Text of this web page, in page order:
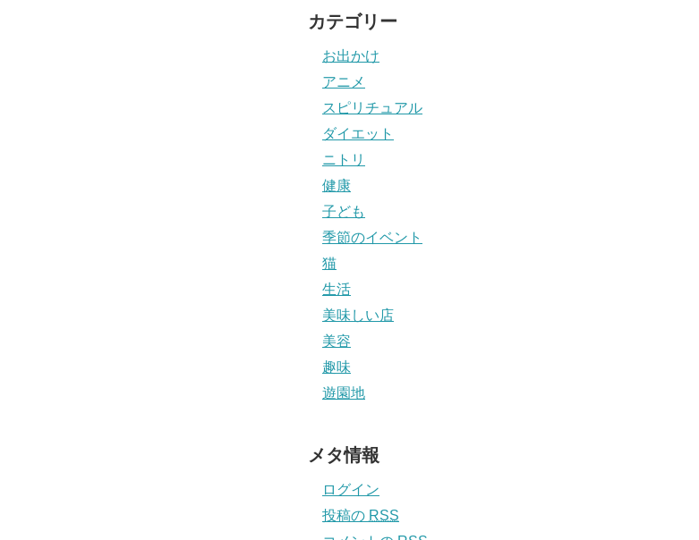
カテゴリー
お出かけ
アニメ
スピリチュアル
ダイエット
ニトリ
健康
子ども
季節のイベント
猫
生活
美味しい店
美容
趣味
遊園地
メタ情報
ログイン
投稿の RSS